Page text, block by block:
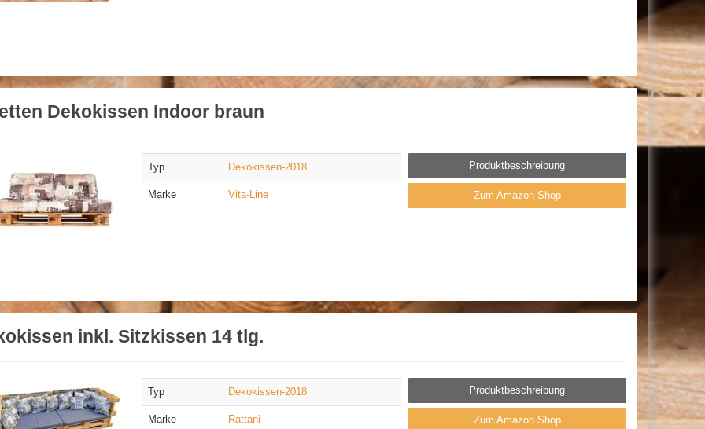
Dekokissen Indoor braun
Typ Dekokissen-2018
Marke Vita-Line
Produktbeschreibung
Zum Amazon Shop
inkl. Sitzkissen 14 tlg.
Typ Dekokissen-2018
Marke Rattani
Produktbeschreibung
Zum Amazon Shop